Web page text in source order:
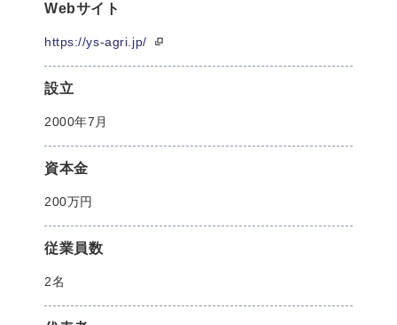
Webサイト
https://ys-agri.jp/
設立
2000年7月
資本金
200万円
従業員数
2名